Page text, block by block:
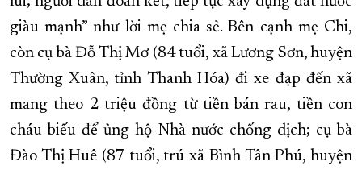
giàu mạnh” như lời mẹ chia sẻ. Bên cạnh mẹ Chi,
còn cụ bà Đỗ Thị Mơ (84 tuổi, xã Lương Sơn, huyện
Thường Xuân, tỉnh Thanh Hóa) đi xe đạp đến xã
mang theo 2 triệu đồng từ tiền bán rau, tiền con
cháu biếu để ủng hộ Nhà nước chống dịch; cụ bà
Đào Thị Huê (87 tuổi, trú xã Bình Tân Phú, huyện